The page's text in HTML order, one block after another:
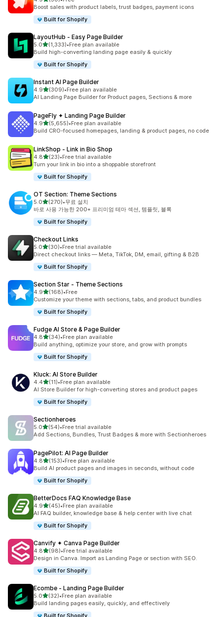
총 리뷰 30개
Boost sales with product labels, trust badges, payment icons
Built for Shopify
LayoutHub ‑ Easy Page Builder
5.0별 5개 중
(1,333)
총 리뷰 1333개
•Free plan available
Build high-converting landing page easily & quickly
Built for Shopify
Instant AI Page Builder
4.9별 5개 중
(309)
총 리뷰 309개
•Free plan available
AI Landing Page Builder for Product pages, Sections & more
PageFly ✦ Landing Page Builder
4.9별 5개 중
(5,655)
총 리뷰 5655개
•Free plan available
Build CRO-focused homepages, landing & product pages, no code
LinkShop ‑ Link in Bio Shop
4.8별 5개 중
(23)
총 리뷰 23개
•Free trial available
Turn your link in bio into a shoppable storefront
Built for Shopify
OT Section: Theme Sections
5.0별 5개 중
(270)
총 리뷰 270개
•무료 설치
바로 사용 가능한 200+ 프리미엄 테마 섹션, 템플릿, 블록
Built for Shopify
Checkout Links
5.0별 5개 중
(30)
총 리뷰 30개
•Free trial available
Direct checkout links — Meta, TikTok, DM, email, gifting & B2B
Built for Shopify
Section Star ‑ Theme Sections
4.9별 5개 중
(168)
총 리뷰 168개
•Free
Customize your theme with sections, tabs, and product bundles
Built for Shopify
Fudge AI Store & Page Builder
4.8별 5개 중
(34)
총 리뷰 34개
•Free plan available
Build anything, optimize your store, and grow with prompts
Built for Shopify
Kluck: AI Store Builder
4.4별 5개 중
(11)
총 리뷰 11개
•Free plan available
AI Store Builder for high-converting stores and product pages
Built for Shopify
Sectionheroes
5.0별 5개 중
(54)
총 리뷰 54개
•Free trial available
Add Sections, Bundles, Trust Badges & more with Sectionheroes
PagePilot: AI Page Builder
4.8별 5개 중
(153)
총 리뷰 153개
•Free plan available
Build AI product pages and images in seconds, without code
Built for Shopify
BetterDocs FAQ Knowledge Base
4.9별 5개 중
(45)
총 리뷰 45개
•Free plan available
AI FAQ builder, knowledge base & help center with live chat
Built for Shopify
Canvify ✦ Canva Page Builder
4.8별 5개 중
(98)
총 리뷰 98개
•Free trial available
Design in Canva. Import as Landing Page or section with SEO.
Built for Shopify
Ecombe ‑ Landing Page Builder
5.0별 5개 중
(32)
총 리뷰 32개
•Free plan available
Build landing pages easily, quickly, and effectively